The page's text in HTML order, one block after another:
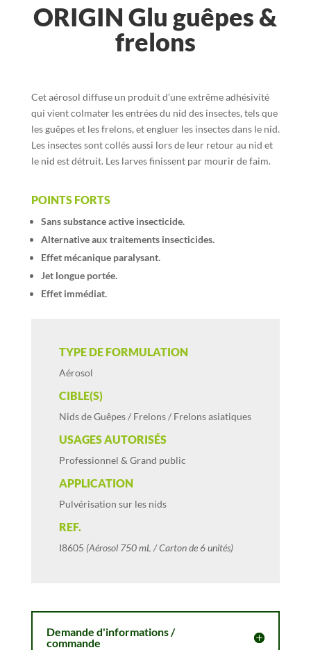
ORIGIN Glu guêpes &
frelons
Cet aérosol diffuse un produit d’une extrême adhésivité
qui vient colmater les entrées du nid des insectes, tels que
les guêpes et les frelons, et engluer les insectes dans le nid.
Les insectes sont collés aussi lors de leur retour au nid et
le nid est détruit. Les larves finissent par mourir de faim.
POINTS FORTS
Sans substance active insecticide.
Alternative aux traitements insecticides.
Effet mécanique paralysant.
Jet longue portée.
Effet immédiat.
TYPE DE FORMULATION
Aérosol
CIBLE(S)
Nids de Guêpes / Frelons / Frelons asiatiques
USAGES AUTORISÉS
Professionnel & Grand public
APPLICATION
Pulvérisation sur les nids
REF.
I8605 (Aérosol 750 mL / Carton de 6 unités)
Demande d'informations /
commande